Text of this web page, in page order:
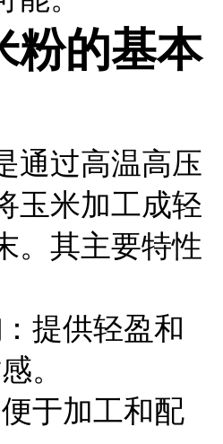
粉的基本
通过高温高压
玉米加工成轻
。其主要特性
：提供轻盈和
。
于加工和配